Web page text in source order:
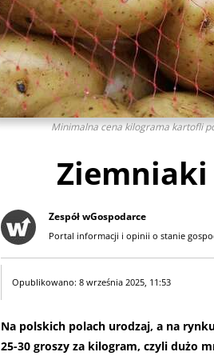
Minimalna cena kilograma kartofli
Ziemniaki
Zespół wGospodarce
Portal informacji i opinii o stanie
Opublikowano: 8 września 2025, 11:53
Na polskich polach urodzaj, a na
25-30 groszy za kilogram, czyli dużo